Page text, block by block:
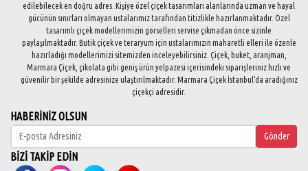
edilebilecek en doğru adres. Kişiye özel çiçek tasarımları alanlarında uzman ve hayal
gücünün sınırları olmayan ustalarımız tarafından titizlikle hazırlanmaktadır. Özel
tasarımlı çiçek modellerimizin görselleri servise çıkmadan önce sizinle
paylaşılmaktadır. Butik çiçek ve teraryum için ustalarımızın maharetli elleri ile özenle
hazırladığı modellerimizi sitemizden inceleyebilirsiniz. Çiçek, buket, aranjman,
Marmara Çiçek, çikolata gibi geniş ürün yelpazesi içerisindeki siparişleriniz hızlı ve
güvenilir bir şekilde adresinize ulaştırılmaktadır. Marmara Çiçek İstanbul'da aradığınız
çiçekçi adresidir.
HABERİNİZ OLSUN
Gönder
BİZİ TAKİP EDİN